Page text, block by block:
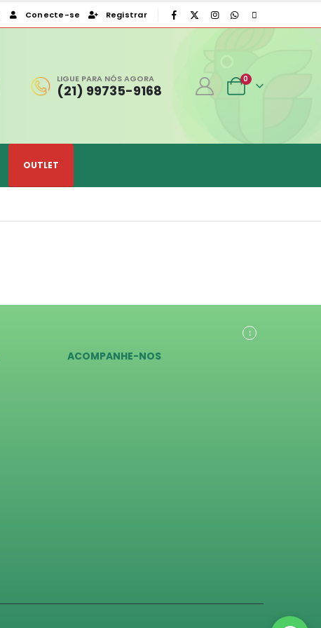
Conecte-se Registrar
LIGUE PARA NÓS AGORA
(21) 99735-9168
0
OUTLET
ACOMPANHE-NOS